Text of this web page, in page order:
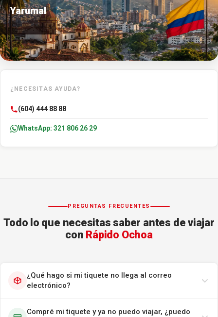
Yarumal
¿NECESITAS AYUDA?
(604) 444 88 88
WhatsApp: 321 806 26 29
PREGUNTAS FRECUENTES
Todo lo que necesitas saber antes de viajar
con Rápido Ochoa
¿Qué hago si mi tiquete no llega al correo
electrónico?
Compré mi tiquete y ya no puedo viajar, ¿puedo